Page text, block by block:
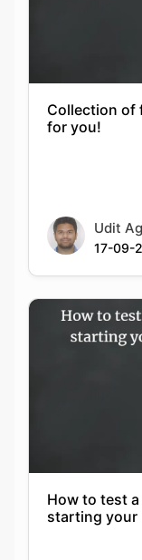
Collection of
for you!
Udit
17-09-
How to test
starting your